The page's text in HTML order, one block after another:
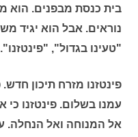
בית כנסת מבפנים. הוא
נוראים. אבל הוא יגיד
"טעינו בגדול", "פינטזנו".
פינטזנו מזרח תיכון
עמנו בשלום. פינטזנו
אל המנוחה ואל הנחלה.